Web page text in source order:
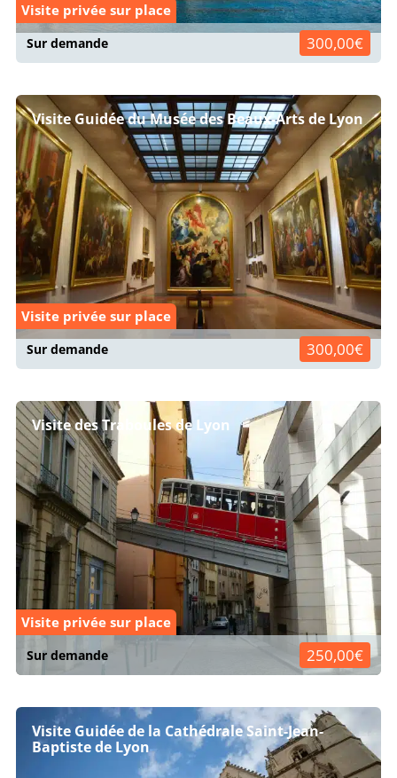
Visite privée sur place
Sur demande 300,00€
Visite Guidée du Musée des Beaux-Arts de Lyon
Visite privée sur place
Sur demande 300,00€
Visite des Traboules de Lyon
Visite privée sur place
Sur demande 250,00€
Visite Guidée de la Cathédrale Saint-Jean-
Baptiste de Lyon